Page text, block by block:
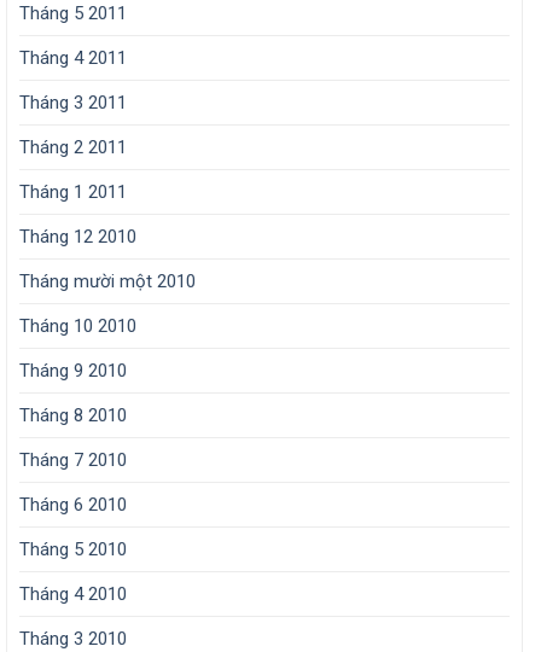
Tháng 5 2011
Tháng 4 2011
Tháng 3 2011
Tháng 2 2011
Tháng 1 2011
Tháng 12 2010
Tháng mười một 2010
Tháng 10 2010
Tháng 9 2010
Tháng 8 2010
Tháng 7 2010
Tháng 6 2010
Tháng 5 2010
Tháng 4 2010
Tháng 3 2010